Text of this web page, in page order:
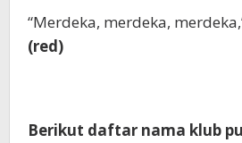
“Merdeka, merdeka,
(red)
Berikut daftar nama klub